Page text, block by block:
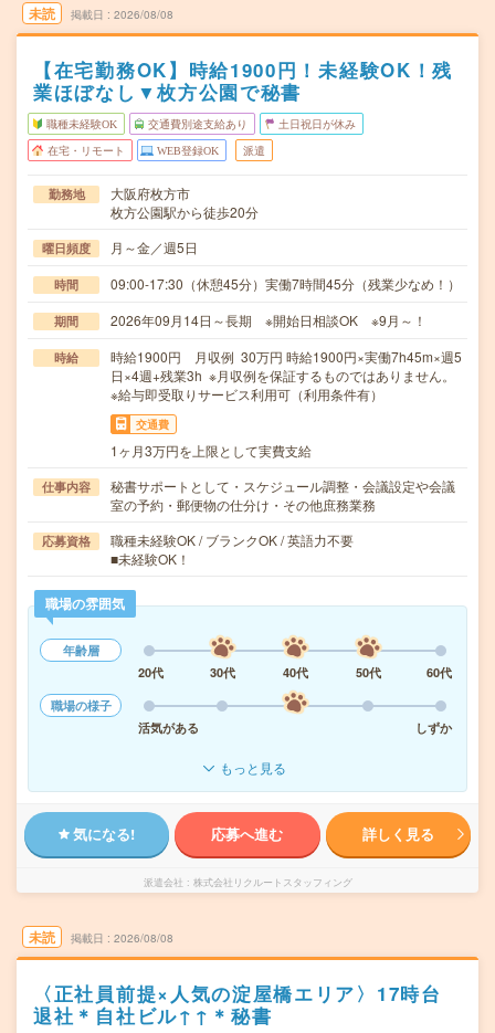
未読 掲載日 2026/08/08
【在宅勤務OK】時給1900円！未経験OK！残
業ほぼなし▼枚方公園で秘書
職種未経験OK 交通費別途支給あり 土日祝日が休み
在宅・リモート WEB登録OK 派遣
勤務地
大阪府枚方市
枚方公園駅から徒歩20分
曜日頻度 月～金／週5日
時間 09:00-17:30（休憩45分）実働7時間45分（残業少なめ！）
期間 2026年09月14日～長期 ※開始日相談OK ※9月～！
時給
時給1900円 月収例 30万円 時給1900円×実働7h45m×週5
日×4週+残業3h ※月収例を保証するものではありません。
※給与即受取りサービス利用可（利用条件有）
交通費
1ヶ月3万円を上限として実費支給
仕事内容
秘書サポートとして・スケジュール調整・会議設定や会議
室の予約・郵便物の仕分け・その他庶務業務
応募資格
職種未経験OK / ブランクOK / 英語力不要
■未経験OK！
職場の雰囲気
年齢層
20代
30代 40代 50代
60代
職場の様子
活気がある
しずか
もっと見る
気になる! 応募へ進む 詳しく見る
派遣会社 株式会社リクルートスタッフィング
未読 掲載日 2026/08/08
〈正社員前提×人気の淀屋橋エリア〉17時台
退社＊自社ビル↑↑＊秘書